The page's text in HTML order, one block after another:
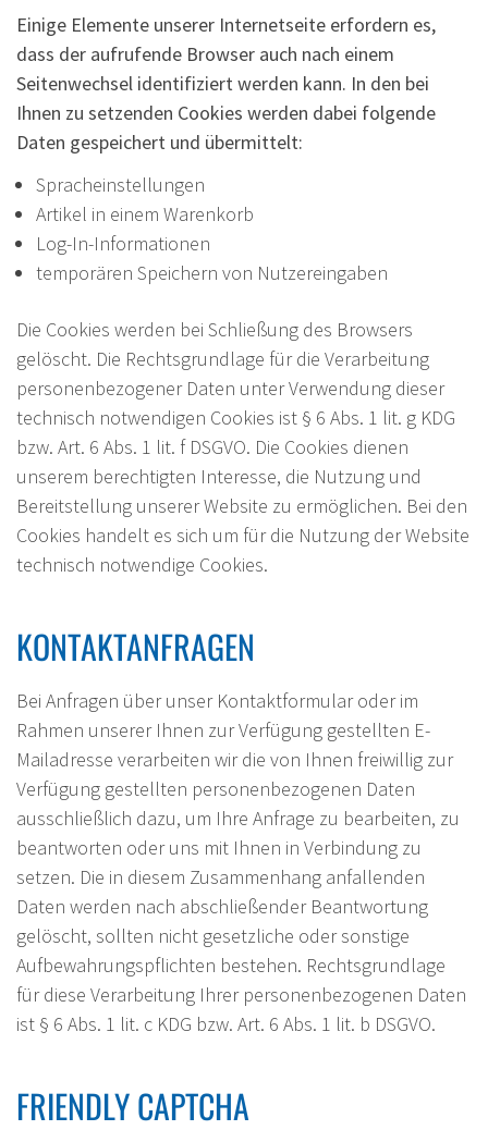
Einige Elemente unserer Internetseite erfordern es,
dass der aufrufende Browser auch nach einem
Seitenwechsel identifiziert werden kann. In den bei
Ihnen zu setzenden Cookies werden dabei folgende
Daten gespeichert und übermittelt:
Spracheinstellungen
Artikel in einem Warenkorb
Log-In-Informationen
temporären Speichern von Nutzereingaben
Die Cookies werden bei Schließung des Browsers
gelöscht. Die Rechtsgrundlage für die Verarbeitung
personenbezogener Daten unter Verwendung dieser
technisch notwendigen Cookies ist § 6 Abs. 1 lit. g KDG
bzw. Art. 6 Abs. 1 lit. f DSGVO. Die Cookies dienen
unserem berechtigten Interesse, die Nutzung und
Bereitstellung unserer Website zu ermöglichen. Bei den
Cookies handelt es sich um für die Nutzung der Website
technisch notwendige Cookies.
KONTAKTANFRAGEN
Bei Anfragen über unser Kontaktformular oder im
Rahmen unserer Ihnen zur Verfügung gestellten E-
Mailadresse verarbeiten wir die von Ihnen freiwillig zur
Verfügung gestellten personenbezogenen Daten
ausschließlich dazu, um Ihre Anfrage zu bearbeiten, zu
beantworten oder uns mit Ihnen in Verbindung zu
setzen. Die in diesem Zusammenhang anfallenden
Daten werden nach abschließender Beantwortung
gelöscht, sollten nicht gesetzliche oder sonstige
Aufbewahrungspflichten bestehen. Rechtsgrundlage
für diese Verarbeitung Ihrer personenbezogenen Daten
ist § 6 Abs. 1 lit. c KDG bzw. Art. 6 Abs. 1 lit. b DSGVO.
FRIENDLY CAPTCHA